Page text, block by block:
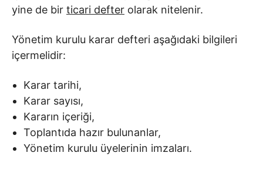
yine de bir ticari defter olarak nitelenir.
Yönetim kurulu karar defteri aşağıdaki bilgileri
içermelidir:
Karar tarihi,
Karar sayısı,
Kararın içeriği,
Toplantıda hazır bulunanlar,
Yönetim kurulu üyelerinin imzaları.